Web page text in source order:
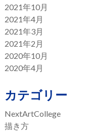
2021年10月
2021年4月
2021年3月
2021年2月
2020年10月
2020年4月
カテゴリー
NextArtCollege
描き方